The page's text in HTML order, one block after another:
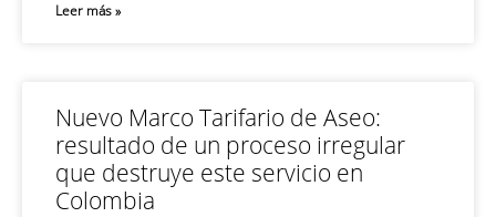
Leer más »
Nuevo Marco Tarifario de Aseo:
resultado de un proceso irregular
que destruye este servicio en
Colombia